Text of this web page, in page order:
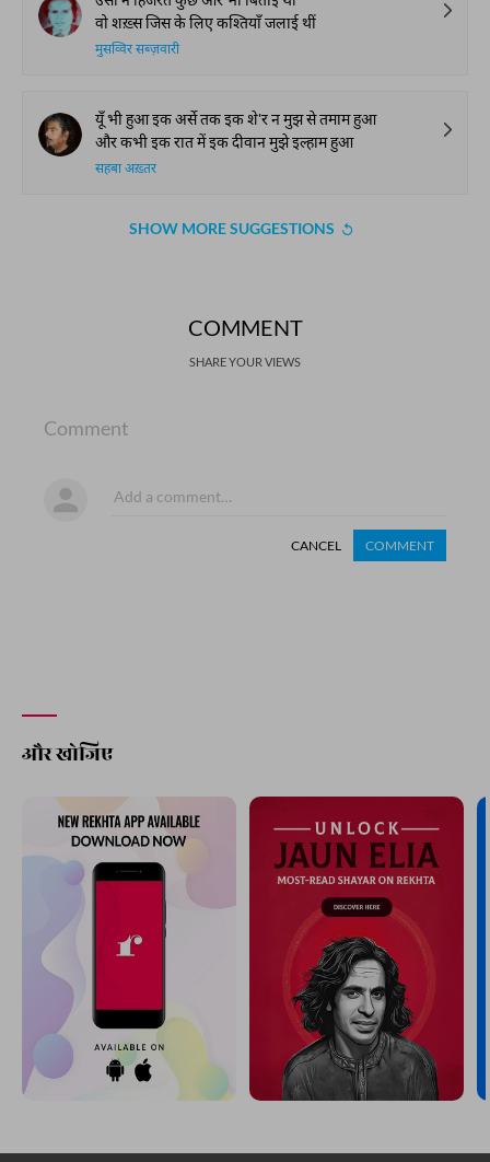
वो शख़्स जिस के लिए कश्तियाँ जलाई थीं
मुसव्विर सब्ज़वारी
यूँ भी हुआ इक अर्से तक इक शे'र न मुझ से तमाम हुआ
और कभी इक रात में इक दीवान मुझे इल्हाम हुआ
सहबा अख़्तर
SHOW MORE SUGGESTIONS
COMMENT
SHARE YOUR VIEWS
Comment
CANCEL COMMENT
और खोजिए